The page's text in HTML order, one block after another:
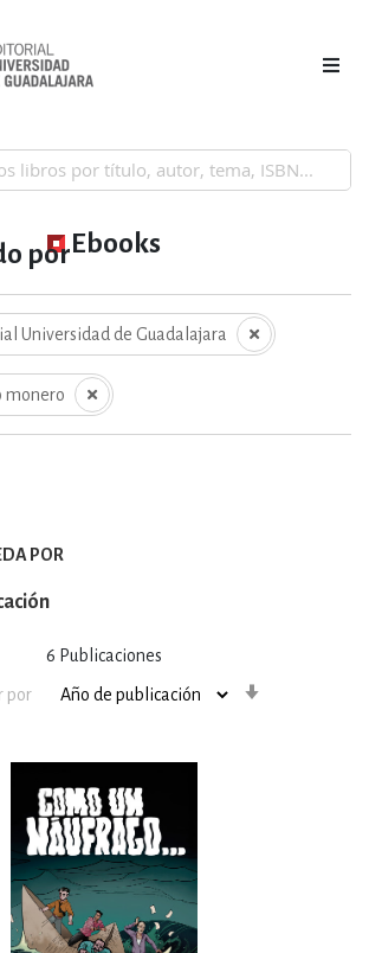
Ebooks
6 Publicaciones
por
por
Universidad de Guadalajara
monero
POR